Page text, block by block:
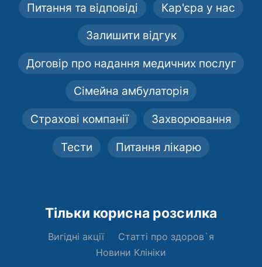
Питання та відповіді Кар'єра у нас
Залишити відгук
Договір про надання медичних послуг
Сімейна амбулаторія
Страхові компанії Захворювання
Тести Питання лікарю
Тільки корисна розсилка
Вигідні акції
Статті про здоров`я
Новини Клініки